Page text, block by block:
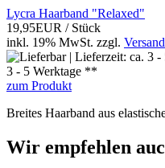
Lycra Haarband "Relaxed"
19,95EUR / Stück
inkl. 19% MwSt. zzgl. Versand
3 - 5 Werktage **
zum Produkt
Breites Haarband aus
Wir empfehlen